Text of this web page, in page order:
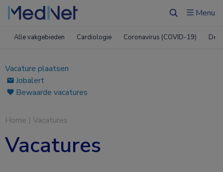
ZoekenMenu
Alle vakgebieden Cardiologie Coronavirus (COVID-19)
Vacature plaatsen
Jobalert
Bewaarde vacatures
Home | Vacatures
Vacatures